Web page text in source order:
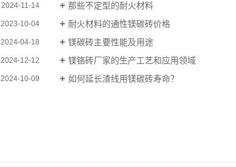
2024-11-14 那些不定型的耐火材料
2023-10-04 耐火材料的通性镁碳砖价格
2024-04-18 镁碳砖主要性能及用途
2024-12-12 镁铬砖厂家的生产工艺和应用领域
2024-10-09 如何延长渣线用镁碳砖寿命？